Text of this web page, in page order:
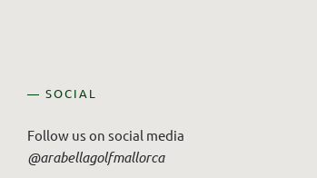
— SOCIAL
Follow us on social media
@arabellagolfmallorca